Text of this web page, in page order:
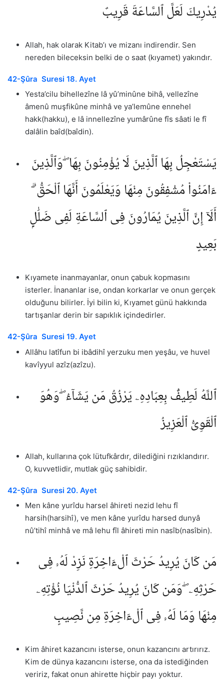
يُدْرِيكَ لَعَلَّ ٱلسَّاعَةَ قَرِيبٌ
Allah, hak olarak Kitab’ı ve mizanı indirendir. Sen
nereden bileceksin belki de o saat (kıyamet) yakındır.
42-Şûra Suresi 18. Ayet
Yesta’cilu bihellezîne lâ yû’minûne bihâ, vellezîne
âmenû muşfikûne minhâ ve ya’lemûne ennehel
hakk(hakku), e lâ innellezîne yumârûne fîs sâati le fî
dalâlin baîd(baîdin).
يَسْتَعْجِلُ بِهَا ٱلَّذِينَ لَا يُؤْمِنُونَ بِهَا ۖ وَٱلَّذِينَ
ءَامَنُوا۟ مُشْفِقُونَ مِنْهَا وَيَعْلَمُونَ أَنَّهَا ٱلْحَقُّ ۗ
أَلَآ إِنَّ ٱلَّذِينَ يُمَارُونَ فِى ٱلسَّاعَةِ لَفِى ضَلَٰلٍۭ
بَعِيدٍ
Kıyamete inanmayanlar, onun çabuk kopmasını
isterler. İnananlar ise, ondan korkarlar ve onun gerçek
olduğunu bilirler. İyi bilin ki, Kıyamet günü hakkında
tartışanlar derin bir sapıklık içindedirler.
42-Şûra Suresi 19. Ayet
Allâhu latîfun bi ibâdihî yerzuku men yeşâu, ve huvel
kavîyyul azîz(azîzu).
ٱللَّهُ لَطِيفٌۢ بِعِبَادِهِۦ يَرْزُقُ مَن يَشَآءُ ۖ وَهُوَ
ٱلْقَوِىُّ ٱلْعَزِيزُ
Allah, kullarına çok lütufkârdır, dilediğini rızıklandırır.
O, kuvvetlidir, mutlak güç sahibidir.
42-Şûra Suresi 20. Ayet
Men kâne yurîdu harsel âhireti nezid lehu fî
harsih(harsihî), ve men kâne yurîdu harsed dunyâ
nû’tihî minhâ ve mâ lehu fîl âhireti min nasîb(nasîbin).
مَن كَانَ يُرِيدُ حَرْثَ ٱلْءَاخِرَةِ نَزِدْ لَهُۥ فِى
حَرْثِهِۦ ۖ وَمَن كَانَ يُرِيدُ حَرْثَ ٱلدُّنْيَا نُؤْتِهِۦ
مِنْهَا وَمَا لَهُۥ فِى ٱلْءَاخِرَةِ مِن نَّصِيبٍ
Kim âhiret kazancını isterse, onun kazancını artırırız.
Kim de dünya kazancını isterse, ona da istediğinden
veririz, fakat onun ahirette hiçbir payı yoktur.